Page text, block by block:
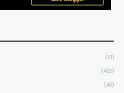
(111)
(482)
(49)